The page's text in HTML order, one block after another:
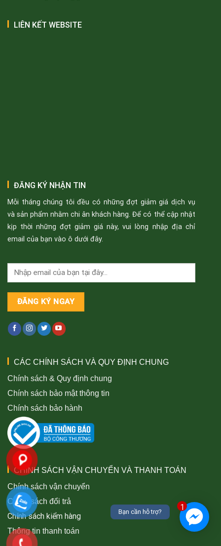
LIÊN KẾT WEBSITE
ĐĂNG KÝ NHẬN TIN
Mỗi tháng chúng tôi đều có những đợt giảm giá dịch vụ
và sản phẩm nhằm chi ân khách hàng. Để có thể cập nhật
kịp thời những đợt giảm giá này, vui lòng nhập địa chỉ
email của bạn vào ô dưới đây.
CÁC CHÍNH SÁCH VÀ QUY ĐỊNH CHUNG
Chính sách & Quy định chung
Chính sách bảo mật thông tin
Chính sách bảo hành
CHÍNH SÁCH VẬN CHUYỂN VÀ THANH TOÁN
Chính sách vận chuyển
Chính sách đổi trả
Chính sách kiểm hàng
Thông tin thanh toán
1
Bạn cần hỗ trợ?